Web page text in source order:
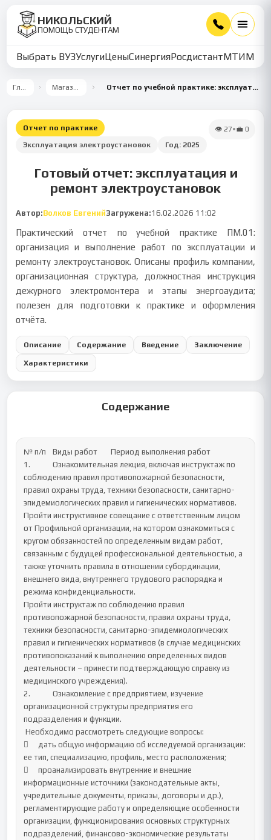
НИКОЛЬСКИЙ
ПОМОЩЬ СТУДЕНТАМ
Выбрать ВУЗУслугиЦеныСинергияРосдистантМТИММУ
Главная Магазин работ Отчет по учебной практике: эксплуатация и ремонт электроустановок
Отчет по практике
Эксплуатация электроустановок
Год: 2025
👁 27•💼 0
Готовый отчет: эксплуатация и
ремонт электроустановок
Автор:Волков ЕвгенийЗагружена:16.02.2026 11:02
Практический отчет по учебной практике ПМ.01:
организация и выполнение работ по эксплуатации и
ремонту электроустановок. Описаны профиль компании,
организационная структура, должностная инструкция
дежурного электромонтера и этапы энергоаудита;
полезен для подготовки к практике и оформления
отчёта.
Описание Содержание Введение Заключение
Характеристики
Содержание
№ п/п	Виды работ	Период выполнения работ
1.		Ознакомительная лекция, включая инструктаж по
соблюдению правил противопожарной безопасности,
правил охраны труда, техники безопасности, санитарно-
эпидемиологических правил и гигиенических нормативов.
Пройти инструктивное совещание с ответственным лицом
от Профильной организации, на котором ознакомиться с
кругом обязанностей по определенным видам работ,
связанным с будущей профессиональной деятельностью, а
также уточнить правила в отношении субординации,
внешнего вида, внутреннего трудового распорядка и
режима конфиденциальности.
Пройти инструктаж по соблюдению правил
противопожарной безопасности, правил охраны труда,
техники безопасности, санитарно-эпидемиологических
правил и гигиенических нормативов (в случае медицинских
противопоказаний к выполнению определенных видов
деятельности – принести подтверждающую справку из
медицинского учреждения).
2.		Ознакомление с предприятием, изучение
организационной структуры предприятия его
подразделения и функции.
Необходимо рассмотреть следующие вопросы:
	дать общую информацию об исследуемой организации:
ее тип, специализацию, профиль, место расположения;
	проанализировать внутренние и внешние
информационные источники (законодательные акты,
учредительные документы, приказы, договоры и др.),
регламентирующие работу и определяющие особенности
организации, функционирования основных структурных
подразделений, финансово-экономические результаты